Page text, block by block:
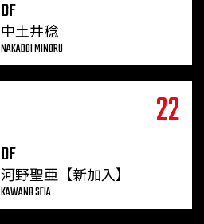
DF
中土井稔
NAKADOI MINORU
22
DF
河野聖亜【新加入】
KAWANO SEIA